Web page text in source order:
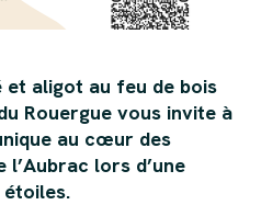
aligot au feu de bois
Rouergue vous invite à
au cœur des
lors d’une